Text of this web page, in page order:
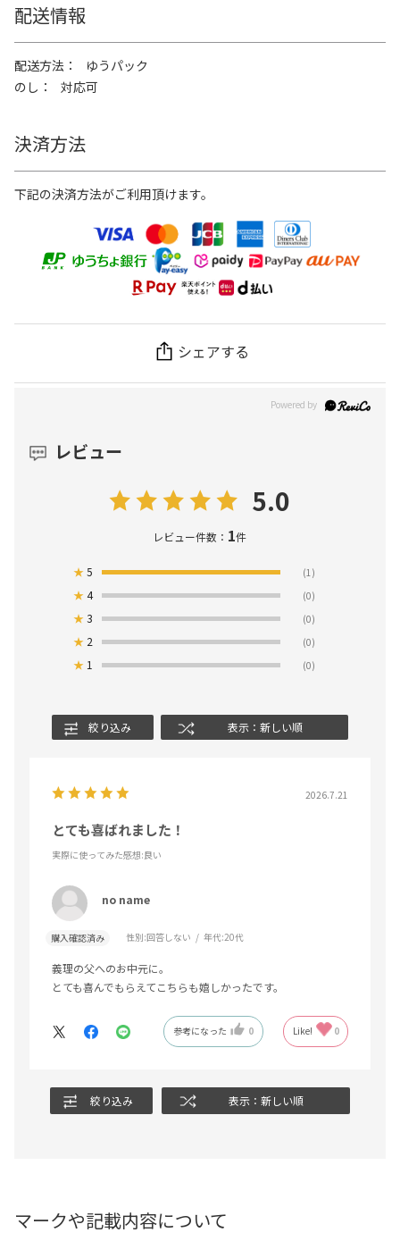
配送情報
配送方法
ゆうパック
のし
対応可
決済方法
下記の決済方法がご利用頂けます。
シェアする
レビュー
5.0
レビュー件数： 1件
★5 (1)
★4 (0)
★3 (0)
★ 2 (0)
★ 1 (0)
絞り込み 表示：新しい順
2026.7.21
とても喜ばれました！
実際に使ってみた感想:良い
no name
購入確認済み 性別:回答しない 年代:20代
義理の父へのお中元に。
とても喜んでもらえてこちらも嬉しかったです。
参考になった 0 Like! 0
絞り込み 表示：新しい順
マークや記載内容について